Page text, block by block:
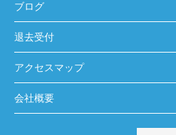
ブログ
退去受付
アクセスマップ
会社概要